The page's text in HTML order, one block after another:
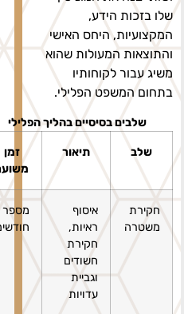
שלו בזכות הידע,
המקצועיות, היחס האישי
והתוצאות המעולות שהוא
משיג עבור לקוחותיו
בתחום המשפט הפלילי.
שלבים בסיסיים בהליך הפלילי
שלב תיאור
זמן
משוער
חקירת
משטרה
איסוף
ראיות,
חקירת
חשודים
וגביית
עדויות
מספר
חודשים